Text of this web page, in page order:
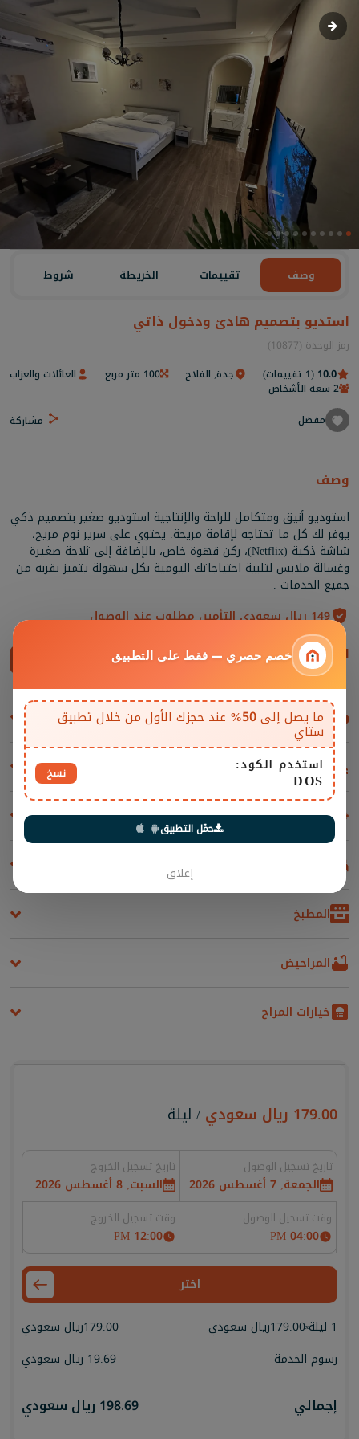
وصف تقييمات الخريطة شروط
استديو بتصميم هادئ ودخول ذاتي
رمز الوحدة (10877)
10.0 (1 تقييمات) جدة, الفلاح 100 متر مربع
العائلات والعزاب
2 سعة الأشخاص
مفضل
مشاركة
وصف
استوديو أنيق ومتكامل للراحة والإنتاجية استوديو صغير بتصميم ذكي
يوفر لك كل ما تحتاجه لإقامة مريحة. يحتوي على سرير نوم مريح،
شاشة ذكية (Netflix)، ركن قهوة خاص، بالإضافة إلى ثلاجة صغيرة
وغسالة ملابس لتلبية احتياجاتك اليومية بكل سهولة يتميز بقربه من
جميع الخدمات .
149 ريال سعودي التأمين مطلوب عند الوصول
المرافق
غرف المعيشة والمقاعد
مسابح
المرافق والإضافات
المطبخ
المراحيض
خيارات المراح
179.00 ريال سعودي / ليلة
تاريخ تسجيل الوصول
الجمعة, 7 أغسطس 2026
تاريخ تسجيل الخروج
السبت, 8 أغسطس 2026
وقت تسجيل الوصول
04:00 PM
وقت تسجيل الخروج
12:00 PM
اختر
1 ليلة
x
179.00ريال سعودي 179.00ريال سعودي
رسوم الخدمة
19.69 ريال سعودي
إجمالي 198.69 ريال سعودي
خصم حصري — فقط على التطبيق
ما يصل إلى50% عند حجزك الأول من خلال تطبيق
ستاي
استخدم الكود:
DOS نسخ
حمّل التطبيق
إغلاق